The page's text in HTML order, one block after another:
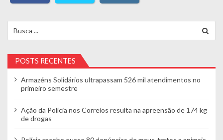
POSTS RECENTES
Armazéns Solidários ultrapassam 526 mil atendimentos no
primeiro semestre
Ação da Polícia nos Correios resulta na apreensão de 174 kg
de drogas